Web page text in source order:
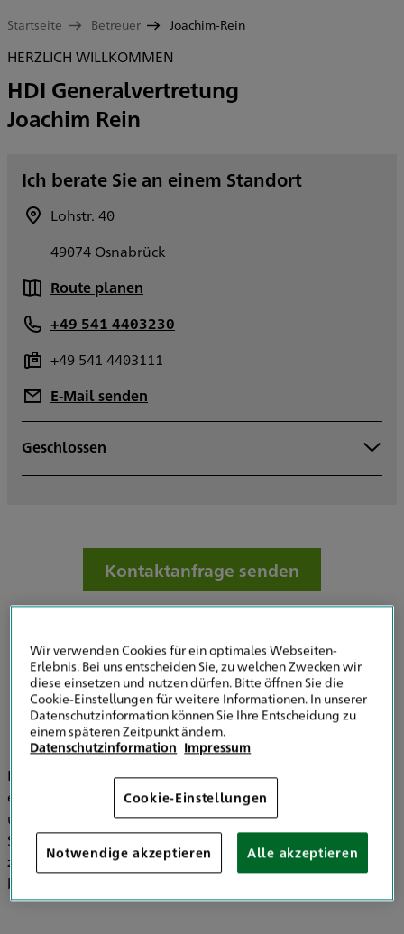
Startseite Betreuer Joachim-Rein
HERZLICH WILLKOMMEN
HDI Generalvertretung
Joachim Rein
Ich berate Sie an einem Standort
Lohstr. 40
49074 Osnabrück
Route planen
+49 541 4403230
+49 541 4403111
E-Mail senden
Geschlossen
Montag
Samstag
Kontaktanfrage senden
Ihre Spezialisten für Versicherungen und
Vorsorge in Osnabrück
In einem persönlichen Gespräch mache ich mir zunächst
ein Bild von der individuellen Situation meiner Kunden,
um darauf aufbauend maßgeschneiderte Konzepte und
Strategien zu entwickeln. Verantwortungsbewusstsein
zählt zu den Eigenschaften, die mich am besten
beschreiben – Überzeugen Sie sich gern selbst!
Wir verwenden Cookies für ein optimales Webseiten-
Erlebnis. Bei uns entscheiden Sie, zu welchen Zwecken wir
diese einsetzen und nutzen dürfen. Bitte öffnen Sie die
Cookie-Einstellungen für weitere Informationen. In unserer
Datenschutzinformation können Sie Ihre Entscheidung zu
einem späteren Zeitpunkt ändern.
Datenschutzinformation Impressum
Cookie-Einstellungen
Notwendige akzeptieren Alle akzeptieren